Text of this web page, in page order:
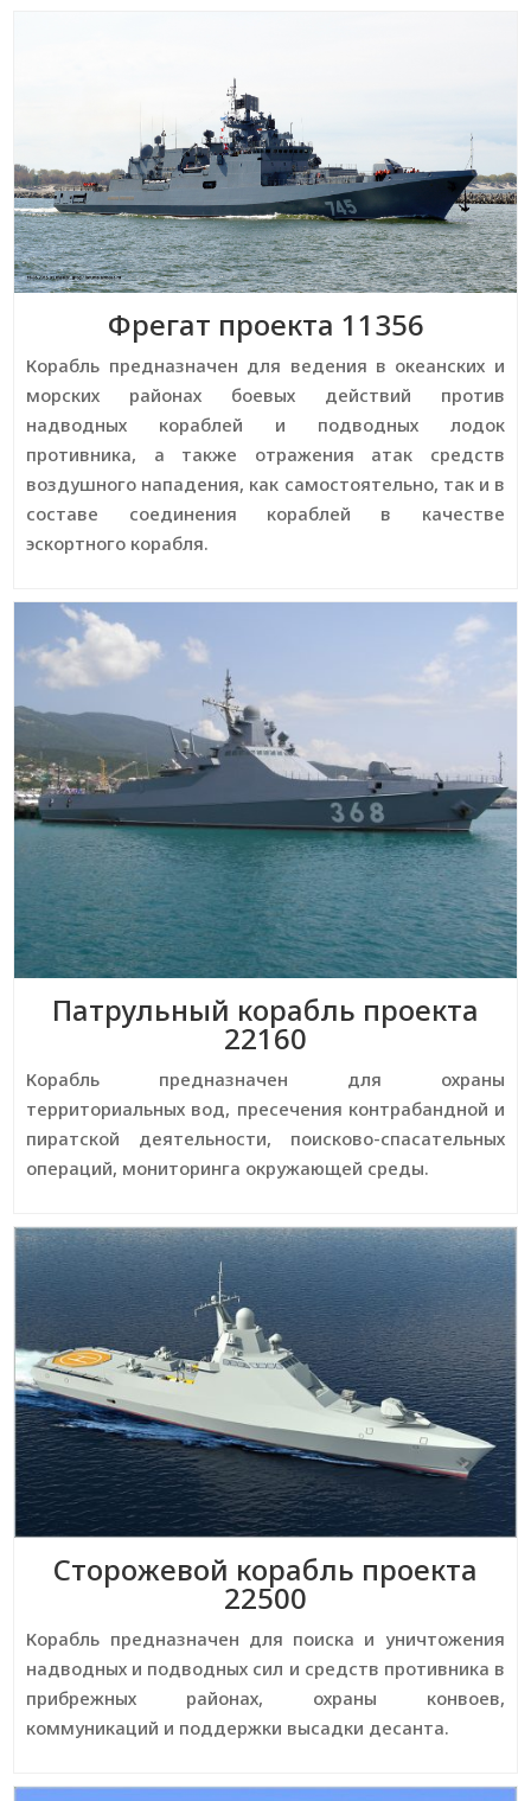
Фрегат проекта 11356
Корабль предназначен для ведения в океанских и
морских районах боевых действий против
надводных кораблей и подводных лодок
противника, а также отражения атак средств
воздушного нападения, как самостоятельно, так и в
составе соединения кораблей в качестве
эскортного корабля.
Патрульный корабль проекта
22160
Корабль предназначен для охраны
территориальных вод, пресечения контрабандной и
пиратской деятельности, поисково-спасательных
операций, мониторинга окружающей среды.
Сторожевой корабль проекта
22500
Корабль предназначен для поиска и уничтожения
надводных и подводных сил и средств противника в
прибрежных районах, охраны конвоев,
коммуникаций и поддержки высадки десанта.